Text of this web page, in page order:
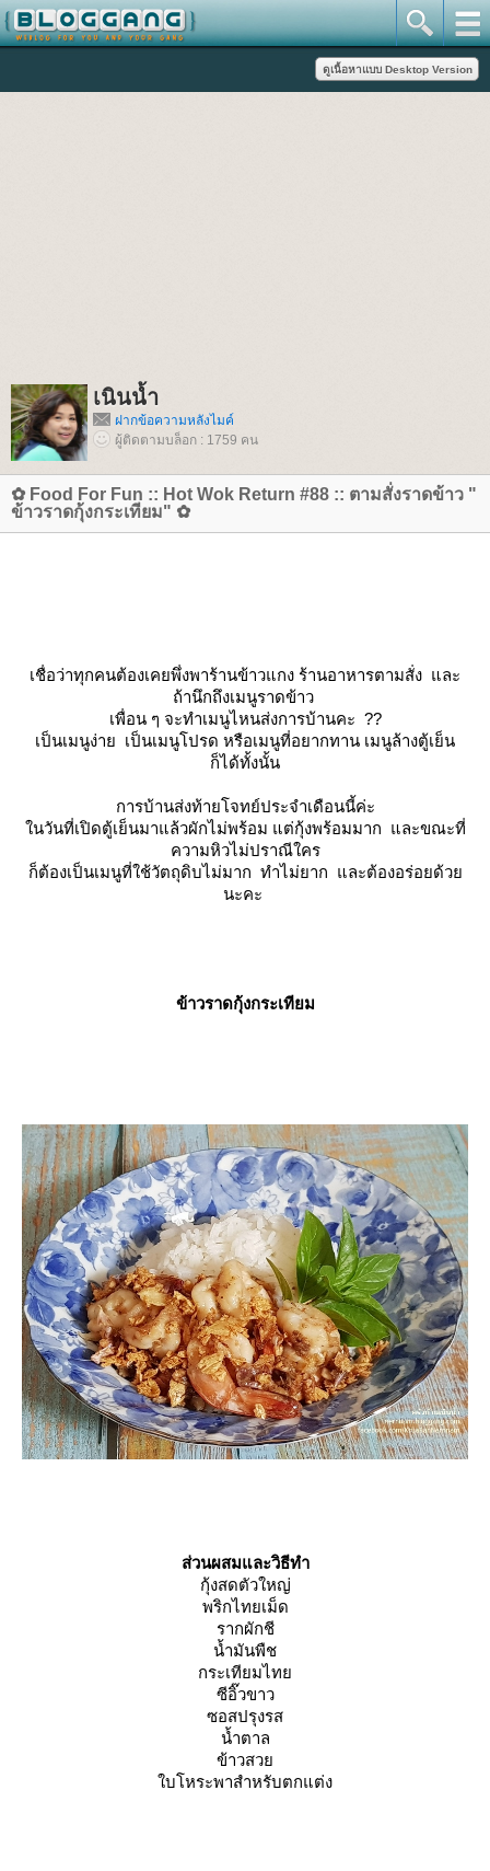
เนินน้ำ
ฝากข้อความหลังไมค์
ผู้ติดตามบล็อก : 1759 คน
✿ Food For Fun :: Hot Wok Return #88 :: ตามสั่งราดข้าว "
ข้าวราดกุ้งกระเทียม" ✿
เชื่อว่าทุกคนต้องเคยพึ่งพาร้านข้าวแกง ร้านอาหารตามสั่ง และ
ถ้านึกถึงเมนูราดข้าว
เพื่อน ๆ จะทำเมนูไหนส่งการบ้านคะ ??
เป็นเมนูง่าย เป็นเมนูโปรด หรือเมนูที่อยากทาน เมนูล้างตู้เย็น
ก็ได้ทั้งนั้น
การบ้านส่งท้ายโจทย์ประจำเดือนนี้ค่ะ
นวันที่เปิดตู้เย็นมาแล้วผักไม่พร้อม แต่กุ้งพร้อมมาก และขณะที่
ความหิวไม่ปราณีใคร
ก็ต้องเป็นเมนูที่ใช้วัตถุดิบไม่มาก ทำไม่ยาก และต้องอร่อยด้ว
นะคะ
ข้าวราดกุ้งกระเทียม
ส่วนผสมและวิธีทำ
กุ้งสดตัวใหญ่
พริกไทยเม็ด
รากผักชี
น้ำมันพืช
กระเทียมไท
ซีอิ๊วขาว
ซอสปรุงรส
น้ำตาล
ข้าวสว
บโหระพาสำหรับตกแต่ง